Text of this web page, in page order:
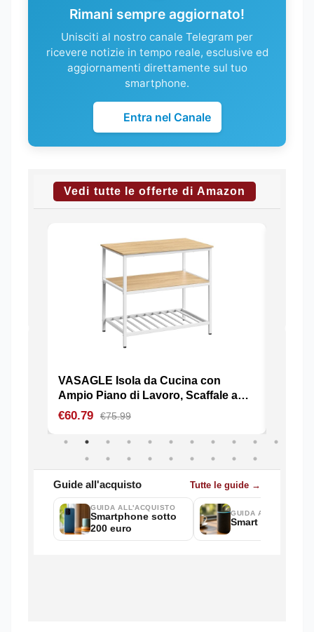
Rimani sempre aggiornato!
Unisciti al nostro canale Telegram per
ricevere notizie in tempo reale, esclusive ed
aggiornamenti direttamente sul tuo
smartphone.
Entra nel Canale